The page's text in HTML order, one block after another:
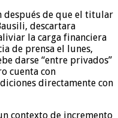
después de que el titular
descartara
la carga financiera
de prensa el lunes,
darse “entre privados”
cuenta con
directamente con
contexto de incremento